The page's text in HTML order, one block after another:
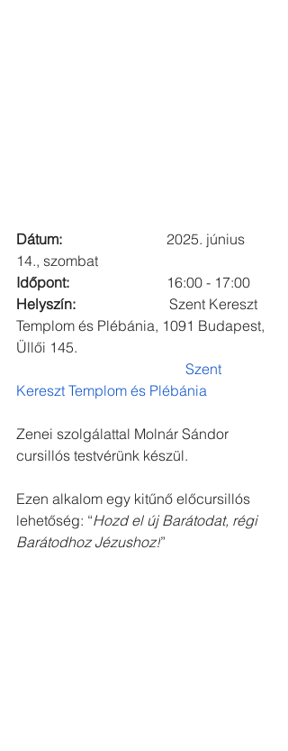
Dátum: 2025. június
14., szombat
Időpont: 16:00 - 17:00
Helyszín: Szent Kereszt
Templom és Plébánia, 1091 Budapest,
Üllői 145.
Szent
Kereszt Templom és Plébánia
Zenei szolgálattal Molnár Sándor
cursillós testvérünk készül.
Ezen alkalom egy kitűnő előcursillós
lehetőség: “Hozd el új Barátodat, régi
Barátodhoz Jézushoz!”